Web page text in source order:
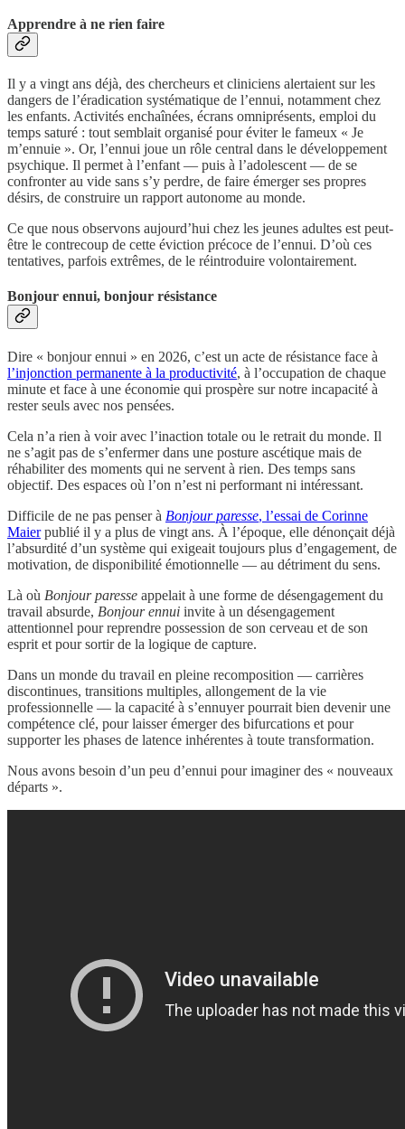
Apprendre à ne rien faire
Il y a vingt ans déjà, des chercheurs et cliniciens alertaient sur les
dangers de l’éradication systématique de l’ennui, notamment chez
les enfants. Activités enchaînées, écrans omniprésents, emploi du
temps saturé : tout semblait organisé pour éviter le fameux « Je
m’ennuie ». Or, l’ennui joue un rôle central dans le développement
psychique. Il permet à l’enfant — puis à l’adolescent — de se
confronter au vide sans s’y perdre, de faire émerger ses propres
désirs, de construire un rapport autonome au monde.
Ce que nous observons aujourd’hui chez les jeunes adultes est peut-
être le contrecoup de cette éviction précoce de l’ennui. D’où ces
tentatives, parfois extrêmes, de le réintroduire volontairement.
Bonjour ennui, bonjour résistance
Dire « bonjour ennui » en 2026, c’est un acte de résistance face à
l’injonction permanente à la productivité, à l’occupation de chaque
minute et face à une économie qui prospère sur notre incapacité à
rester seuls avec nos pensées.
Cela n’a rien à voir avec l’inaction totale ou le retrait du monde. Il
ne s’agit pas de s’enfermer dans une posture ascétique mais de
réhabiliter des moments qui ne servent à rien. Des temps sans
objectif. Des espaces où l’on n’est ni performant ni intéressant.
Difficile de ne pas penser à Bonjour paresse, l’essai de Corinne
Maierpublié il y a plus de vingt ans. À l’époque, elle dénonçait déjà
l’absurdité d’un système qui exigeait toujours plus d’engagement, de
motivation, de disponibilité émotionnelle — au détriment du sens.
Là où Bonjour paresse appelait à une forme de désengagement du
travail absurde, Bonjour ennui invite à un désengagement
attentionnel pour reprendre possession de son cerveau et de son
esprit et pour sortir de la logique de capture.
Dans un monde du travail en pleine recomposition — carrières
discontinues, transitions multiples, allongement de la vie
professionnelle — la capacité à s’ennuyer pourrait bien devenir une
compétence clé, pour laisser émerger des bifurcations et pour
supporter les phases de latence inhérentes à toute transformation.
Nous avons besoin d’un peu d’ennui pour imaginer des « nouveaux
départs ».